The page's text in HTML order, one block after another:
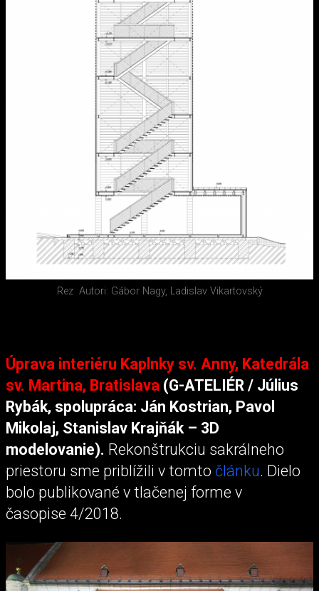
Rez Autori: Gábor Nagy, Ladislav Vikartovský
Úprava interiéru Kaplnky sv. Anny, Katedrála
sv. Martina, Bratislava (G-ATELIÉR / Július
Rybák, spolupráca: Ján Kostrian, Pavol
Mikolaj, Stanislav Krajňák – 3D
modelovanie). Rekonštrukciu sakrálneho
priestoru sme priblížili v tomto článku. Dielo
bolo publikované v tlačenej forme v
časopise 4/2018.